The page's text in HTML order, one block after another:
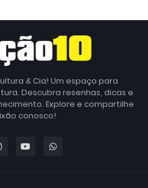
& Cia! Um espaço para
Descubra resenhas, dicas e
Explore e compartilhe
conosco!